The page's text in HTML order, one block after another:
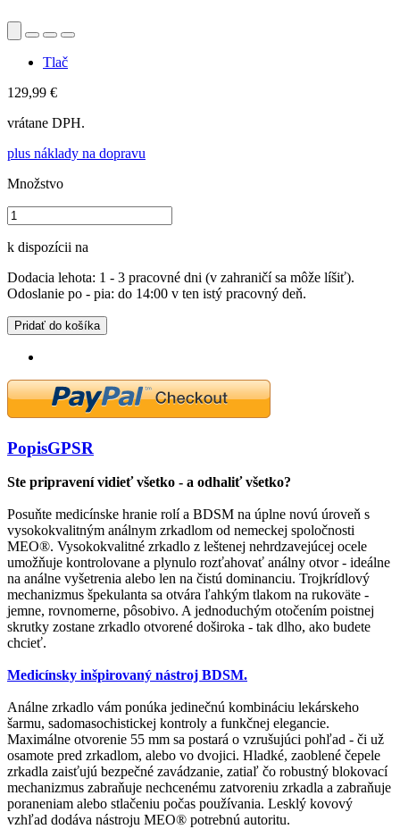
Tlač
129,99 €
vrátane DPH.
plus náklady na dopravu
Množstvo
k dispozícii na
Dodacia lehota: 1 - 3 pracovné dni (v zahraničí sa môže líšiť).
Odoslanie po - pia: do 14:00 v ten istý pracovný deň.
Pridať do košíka
PopisGPSR
Ste pripravení vidieť všetko - a odhaliť všetko?
Posuňte medicínske hranie rolí a BDSM na úplne novú úroveň s
vysokokvalitným análnym zrkadlom od nemeckej spoločnosti
MEO®. Vysokokvalitné zrkadlo z leštenej nehrdzavejúcej ocele
umožňuje kontrolovane a plynulo rozťahovať análny otvor - ideálne
na análne vyšetrenia alebo len na čistú dominanciu. Trojkrídlový
mechanizmus špekulanta sa otvára ľahkým tlakom na rukoväte -
jemne, rovnomerne, pôsobivo. A jednoduchým otočením poistnej
skrutky zostane zrkadlo otvorené doširoka - tak dlho, ako budete
chcieť.
Medicínsky inšpirovaný nástroj BDSM.
Análne zrkadlo vám ponúka jedinečnú kombináciu lekárskeho
šarmu, sadomasochistickej kontroly a funkčnej elegancie.
Maximálne otvorenie 55 mm sa postará o vzrušujúci pohľad - či už
osamote pred zrkadlom, alebo vo dvojici. Hladké, zaoblené čepele
zrkadla zaisťujú bezpečné zavádzanie, zatiaľ čo robustný blokovací
mechanizmus zabraňuje nechcenému zatvoreniu zrkadla a zabraňuje
poraneniam alebo stlačeniu počas používania. Lesklý kovový
vzhľad dodáva nástroju MEO® potrebnú autoritu.